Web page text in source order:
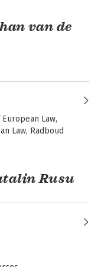
van de
Law,
Law, Radboud
Rusu